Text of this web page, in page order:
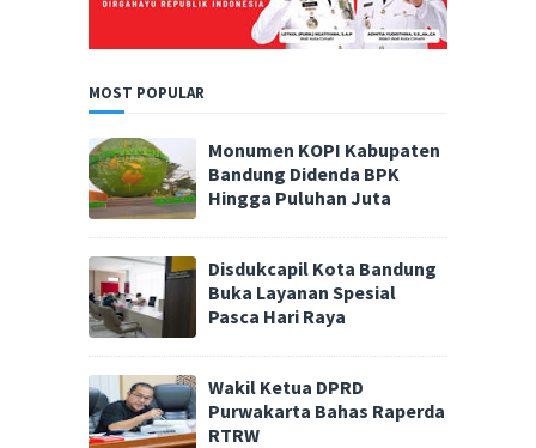
MOST POPULAR
Monumen KOPI Kabupaten
Bandung Didenda BPK
Hingga Puluhan Juta
Disdukcapil Kota Bandung
Buka Layanan Spesial
Pasca Hari Raya
Wakil Ketua DPRD
Purwakarta Bahas Raperda
RTRW